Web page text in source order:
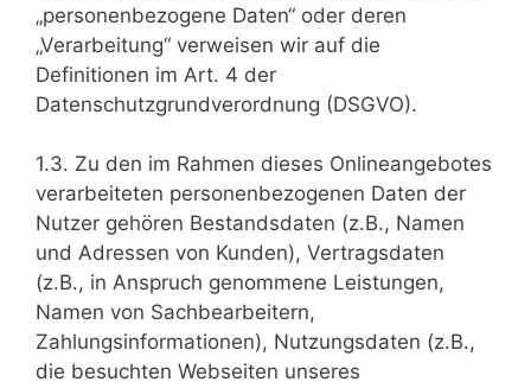
„personenbezogene Daten“ oder deren
„Verarbeitung“ verweisen wir auf die
Definitionen im Art. 4 der
Datenschutzgrundverordnung (DSGVO).
1.3. Zu den im Rahmen dieses Onlineangebotes
verarbeiteten personenbezogenen Daten der
Nutzer gehören Bestandsdaten (z.B., Namen
und Adressen von Kunden), Vertragsdaten
(z.B., in Anspruch genommene Leistungen,
Namen von Sachbearbeitern,
Zahlungsinformationen), Nutzungsdaten (z.B.,
die besuchten Webseiten unseres